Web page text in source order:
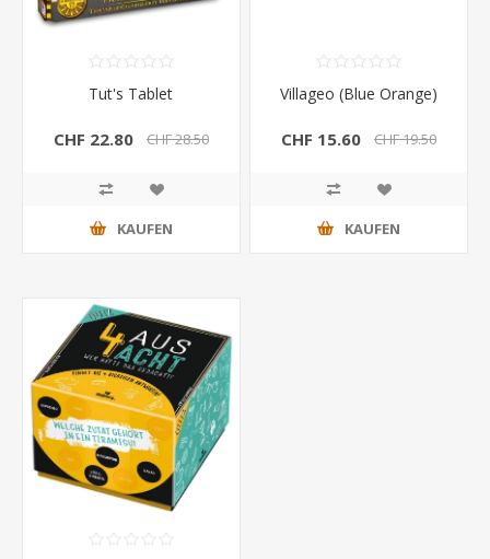
Tut's Tablet
CHF 22.80 CHF 28.50
KAUFEN
Villageo (Blue Orange)
CHF 15.60 CHF 19.50
KAUFEN